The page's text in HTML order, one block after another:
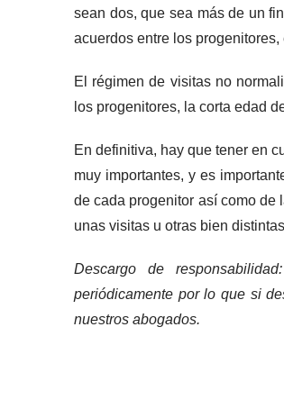
sean dos, que sea más de un
acuerdos entre los progenitores,
El régimen de visitas no
los progenitores, la corta edad
En definitiva, hay que tener en
muy importantes, y es
de cada progenitor así como de
unas visitas u otras bien
Descargo de
periódicamente por lo que si
nuestros abogados.